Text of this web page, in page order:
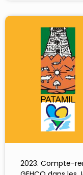
2023. Compte-